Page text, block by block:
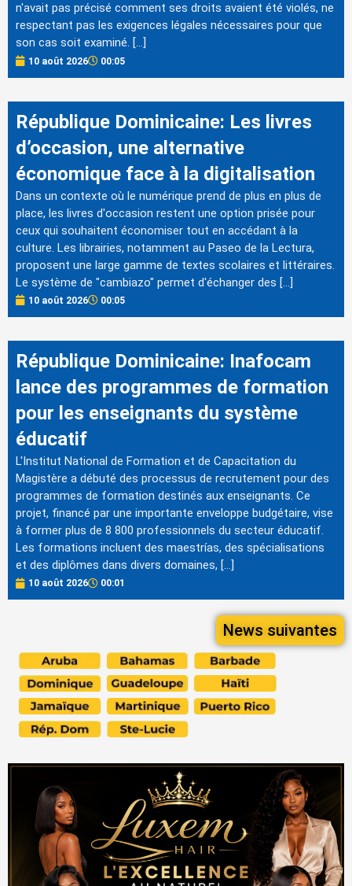
n'avait pas précisé comment ses droits avaient été violés, ne
respectant pas les exigences légales nécessaires pour que
son cas soit examiné. […]
10 août 2026 00:05
République Dominicaine: Les livres
d’occasion, une alternative
économique face à la digitalisation
Dans un contexte où le numérique prend de plus en plus de
place, les livres d'occasion restent une option prisée pour
ceux qui souhaitent économiser tout en accédant à la
culture. Les librairies, notamment au Paseo de la Lectura,
proposent une large gamme de textes scolaires et littéraires.
Le système de "cambiazo" permet d'échanger des […]
10 août 2026 00:05
République Dominicaine: Inafocam
lance des programmes de formation
pour les enseignants du système
éducatif
L'Institut National de Formation et de Capacitation du
Magistère a débuté des processus de recrutement pour des
programmes de formation destinés aux enseignants. Ce
projet, financé par une importante enveloppe budgétaire, vise
à former plus de 8 800 professionnels du secteur éducatif.
Les formations incluent des maestrías, des spécialisations
et des diplômes dans divers domaines, […]
10 août 2026 00:01
News suivantes